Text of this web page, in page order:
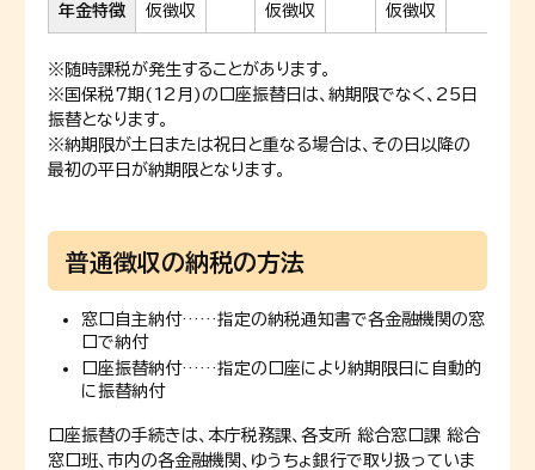
年金特徴 仮徴収 仮徴収 仮徴収
※随時課税が発生することがあります。
※国保税7期(12月)の口座振替日は、納期限でなく、25日
振替となります。
※納期限が土日または祝日と重なる場合は、その日以降の
最初の平日が納期限となります。
普通徴収の納税の方法
窓口自主納付……指定の納税通知書で各金融機関の窓
口で納付
口座振替納付……指定の口座により納期限日に自動的
に振替納付
口座振替の手続きは、本庁税務課、各支所 総合窓口課 総合
窓口班、市内の各金融機関、ゆうちょ銀行で取り扱っていま